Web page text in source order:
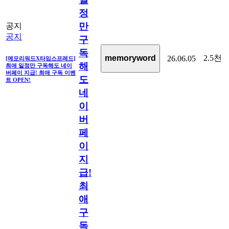
공지
공지
[메모리워드X타임스프레드]
최애 일정만 구독해도 네이
버페이 지급! 최애 구독 이벤
트 OPEN!
정
만
구
독
해
도
네
이
버
페
이
지
급!
최
애
구
독
memoryword 26.06.05 2.5천